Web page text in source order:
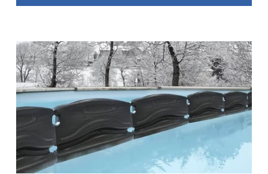
Réussir
l’hivernage
de
sa
piscine